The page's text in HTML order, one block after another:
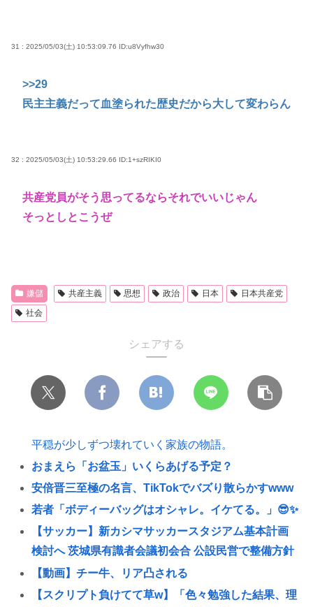
31 : 2025/05/03(土) 10:53:09.76 ID:u8Vyfhw30
>>29
民主主義だって血塗られた歴史だから大して変わらん
32 : 2025/05/03(土) 10:53:29.66 ID:1+szRIKI0
共産党員がそう思ってるならそれでいいじゃん
そっとしとこうぜ
嫌儲 共産主義 思想 政治 日本
日本共産党
社会
シェアする
平穏が少しずつ壊れていく家族の物語。
おまえら「お盆玉」いくらあげる予定？
安倍晋三至極の名言、TikTokでバズり散らかすwww
若者「ボディーバッグはオシャレ。イケてる。」😎✨
【サッカー】新カシマサッカースタジアム基本計画
検討へ 茨城県有識者会議初会合 公設民営で整備方針
【動画】チー牛、リア凸される
【スクリプト負けてて草w】「色々勉強した結果、理